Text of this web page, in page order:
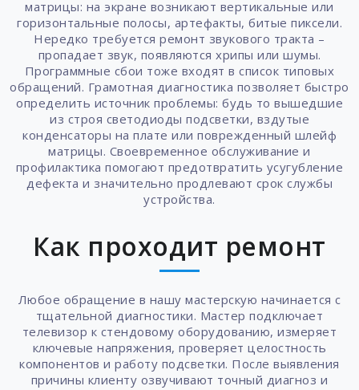
матрицы: на экране возникают вертикальные или
горизонтальные полосы, артефакты, битые пиксели.
Нередко требуется ремонт звукового тракта –
пропадает звук, появляются хрипы или шумы.
Программные сбои тоже входят в список типовых
обращений. Грамотная диагностика позволяет быстро
определить источник проблемы: будь то вышедшие
из строя светодиоды подсветки, вздутые
конденсаторы на плате или поврежденный шлейф
матрицы. Своевременное обслуживание и
профилактика помогают предотвратить усугубление
дефекта и значительно продлевают срок службы
устройства.
Как проходит ремонт
Любое обращение в нашу мастерскую начинается с
тщательной диагностики. Мастер подключает
телевизор к стендовому оборудованию, измеряет
ключевые напряжения, проверяет целостность
компонентов и работу подсветки. После выявления
причины клиенту озвучивают точный диагноз и